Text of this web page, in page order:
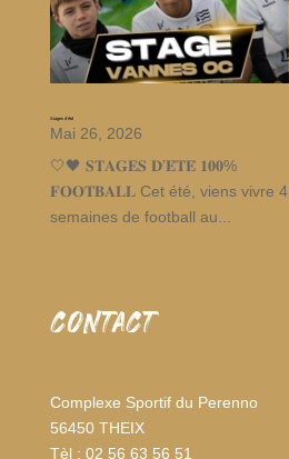
Stages d’été
Mai 26, 2026
🤍🖤 𝐒𝐓𝐀𝐆𝐄𝐒 𝐃’𝐄́𝐓𝐄́ 𝟏𝟎𝟎%
𝐅𝐎𝐎𝐓𝐁𝐀𝐋𝐋 Cet été, viens vivre 4
semaines de football au...
CONTACT
Complexe Sportif du Perenno
56450 THEIX
Tèl : 02 56 63 56 51